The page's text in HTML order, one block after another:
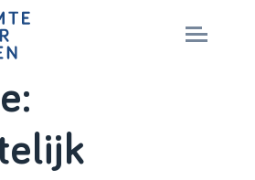
NIEUWS
KENNIS